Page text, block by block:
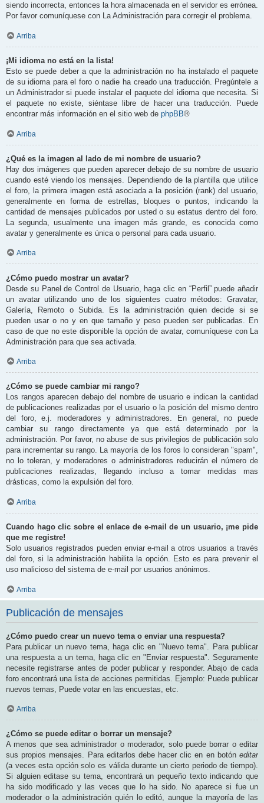
siendo incorrecta, entonces la hora almacenada en el servidor es errónea.
Por favor comuníquese con La Administración para corregir el problema.
Arriba
¡Mi idioma no está en la lista!
Esto se puede deber a que la administración no ha instalado el paquete
de su idioma para el foro o nadie ha creado una traducción. Pregúntele a
un Administrador si puede instalar el paquete del idioma que necesita. Si
el paquete no existe, siéntase libre de hacer una traducción. Puede
encontrar más información en el sitio web de phpBB®
Arriba
¿Qué es la imagen al lado de mi nombre de usuario?
Hay dos imágenes que pueden aparecer debajo de su nombre de usuario
cuando esté viendo los mensajes. Dependiendo de la plantilla que utilice
el foro, la primera imagen está asociada a la posición (rank) del usuario,
generalmente en forma de estrellas, bloques o puntos, indicando la
cantidad de mensajes publicados por usted o su estatus dentro del foro.
La segunda, usualmente una imagen más grande, es conocida como
avatar y generalmente es única o personal para cada usuario.
Arriba
¿Cómo puedo mostrar un avatar?
Desde su Panel de Control de Usuario, haga clic en “Perfil” puede añadir
un avatar utilizando uno de los siguientes cuatro métodos: Gravatar,
Galería, Remoto o Subida. Es la administración quien decide si se
pueden usar o no y en que tamaño y peso pueden ser publicadas. En
caso de que no este disponible la opción de avatar, comuníquese con La
Administración para que sea activada.
Arriba
¿Cómo se puede cambiar mi rango?
Los rangos aparecen debajo del nombre de usuario e indican la cantidad
de publicaciones realizadas por el usuario o la posición del mismo dentro
del foro, e.j. moderadores y administradores. En general, no puede
cambiar su rango directamente ya que está determinado por la
administración. Por favor, no abuse de sus privilegios de publicación solo
para incrementar su rango. La mayoría de los foros lo consideran "spam",
no lo toleran, y moderadores o administradores reducirán el número de
publicaciones realizadas, llegando incluso a tomar medidas mas
drásticas, como la expulsión del foro.
Arriba
Cuando hago clic sobre el enlace de e-mail de un usuario, ¡me pide
que me registre!
Solo usuarios registrados pueden enviar e-mail a otros usuarios a través
del foro, si la administración habilita la opción. Esto es para prevenir el
uso malicioso del sistema de e-mail por usuarios anónimos.
Arriba
Publicación de mensajes
¿Cómo puedo crear un nuevo tema o enviar una respuesta?
Para publicar un nuevo tema, haga clic en "Nuevo tema". Para publicar
una respuesta a un tema, haga clic en "Enviar respuesta". Seguramente
necesite registrarse antes de poder publicar y responder. Abajo de cada
foro encontrará una lista de acciones permitidas. Ejemplo: Puede publicar
nuevos temas, Puede votar en las encuestas, etc.
Arriba
¿Cómo se puede editar o borrar un mensaje?
A menos que sea administrador o moderador, solo puede borrar o editar
sus propios mensajes. Para editarlos debe hacer clic en en botón editar
(a veces esta opción solo es válida durante un cierto periodo de tiempo).
Si alguien editase su tema, encontrará un pequeño texto indicando que
ha sido modificado y las veces que lo ha sido. No aparece si fue un
moderador o la administración quién lo editó, aunque la mayoría de las